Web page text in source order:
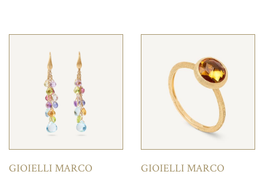
GIOIELLI MARCO
GIOIELLI MARCO